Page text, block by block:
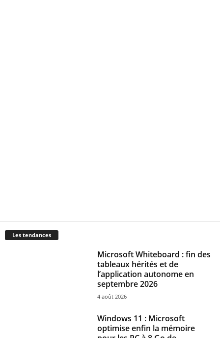
Les tendances
Microsoft Whiteboard : fin des
tableaux hérités et de
l’application autonome en
septembre 2026
4 août 2026
Windows 11 : Microsoft
optimise enfin la mémoire